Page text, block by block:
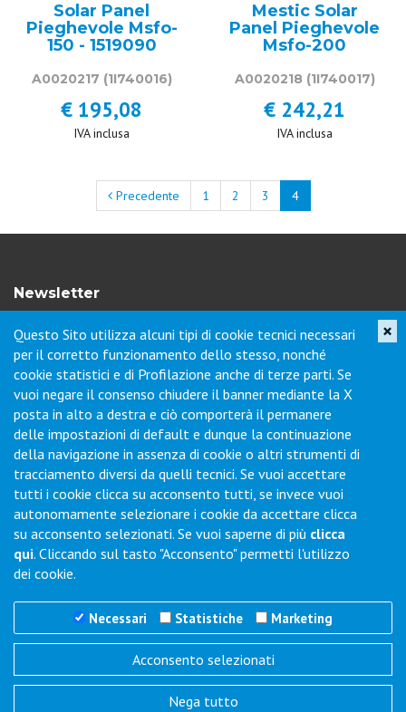
Solar Panel
Pieghevole Msfo-
150 - 1519090
A0020217 (1I740016)
€ 195,08
IVA inclusa
Mestic Solar
Panel Pieghevole
Msfo-200
A0020218 (1I740017)
€ 242,21
IVA inclusa
Precedente 1 2 3 4
Newsletter
Iscriviti per ricevere novità di prodotto, servizi, porte aperte e
offerte dei nostri punti vendita.
Contatti
Via Collodi, 1 - Loc. Chiano - 50028 Barberino Tavarnelle (FI) -
Italy
Tel.+39 0577-6501Fax+39 0577-650216
Commenti / Richieste
Trigano Servizi S.r.l.
Questo Sito utilizza alcuni tipi di cookie tecnici necessari
per il corretto funzionamento dello stesso, nonché
cookie statistici e di Profilazione anche di terze parti. Se
vuoi negare il consenso chiudere il banner mediante la X
posta in alto a destra e ciò comporterà il permanere
delle impostazioni di default e dunque la continuazione
della navigazione in assenza di cookie o altri strumenti di
tracciamento diversi da quelli tecnici. Se vuoi accettare
tutti i cookie clicca su acconsento tutti, se invece vuoi
autonomamente selezionare i cookie da accettare clicca
su acconsento selezionati. Se vuoi saperne di più clicca
qui. Cliccando sul tasto "Acconsento" permetti l'utilizzo
dei cookie.
Necessari Statistiche Marketing
Acconsento selezionati
Nega tutto
×